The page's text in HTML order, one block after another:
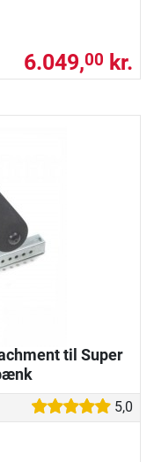
6.049,00 kr.
til Super
5,0